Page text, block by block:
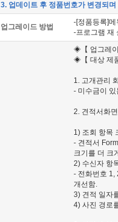
3. 업데이트 후 정품번호가 변경되며
업그레이드 방법
-[정품등록]
-프로그램 재
◈【 업그레
◈【 대상 제
1. 고개관리
- 미수금이
2. 견적서화
1) 조회 항목
- 견적서
크기를 더 크
2) 수신자 항
- 전화번호 1,
개선함.
3) 견적 일자
4) 사진 경로